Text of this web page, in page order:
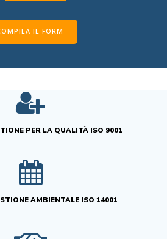
IL FORM
PER LA QUALITÀ ISO 9001
AMBIENTALE ISO 14001